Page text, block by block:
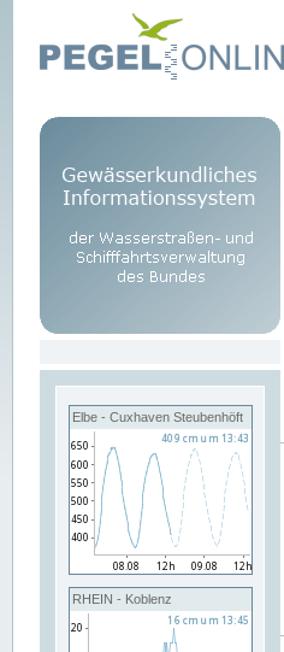
Elbe - Cuxhaven Steubenhöft
RHEIN - Koblenz